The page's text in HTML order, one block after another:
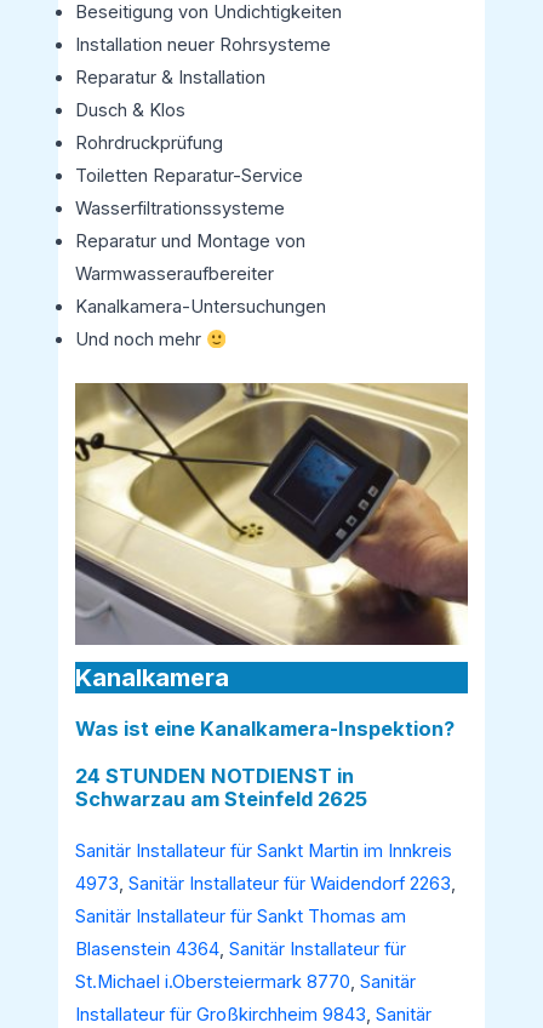
Beseitigung von Undichtigkeiten
Installation neuer Rohrsysteme
Reparatur & Installation
Dusch & Klos
Rohrdruckprüfung
Toiletten Reparatur-Service
Wasserfiltrationssysteme
Reparatur und Montage von
Warmwasseraufbereiter
Kanalkamera-Untersuchungen
Und noch mehr
Kanalkamera
Was ist eine Kanalkamera-Inspektion?
24 STUNDEN NOTDIENST in
Schwarzau am Steinfeld 2625
Sanitär Installateur für Sankt Martin im Innkreis
4973,Sanitär Installateur für Waidendorf 2263,
Sanitär Installateur für Sankt Thomas am
Blasenstein 4364,Sanitär Installateur für
St.Michael i.Obersteiermark 8770,Sanitär
Installateur für Großkirchheim 9843,Sanitär